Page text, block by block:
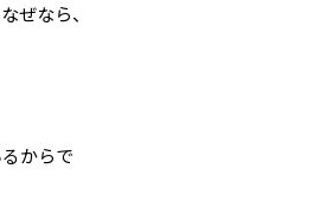
ぜなら、
からで